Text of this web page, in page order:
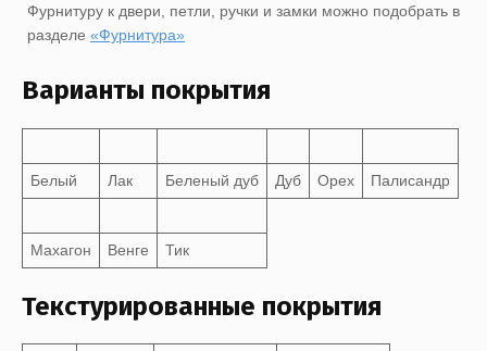
Фурнитуру к двери, петли, ручки и замки можно подобрать в
разделе «Фурнитура»
Варианты покрытия
Белый Лак Беленый дуб Дуб Орех Палисандр
Махагон Венге Тик
Текстурированные покрытия